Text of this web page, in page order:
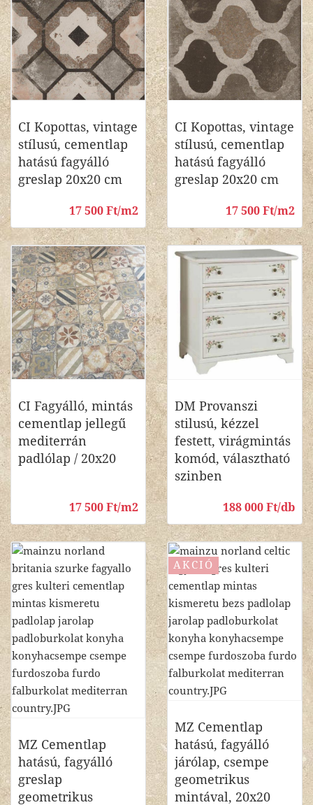
CI Kopottas, vintage
stílusú, cementlap
hatású fagyálló
greslap 20x20 cm
17 500 Ft/m2
CI Kopottas, vintage
stílusú, cementlap
hatású fagyálló
greslap 20x20 cm
17 500 Ft/m2
CI Fagyálló, mintás
cementlap jellegű
mediterrán
padlólap / 20x20
17 500 Ft/m2
DM Provanszi
stilusú, kézzel
festett, virágmintás
komód, választható
szinben
188 000 Ft/db
MZ Cementlap
hatású, fagyálló
greslap
geometrikus
AKCIÓ
MZ Cementlap
hatású, fagyálló
járólap, csempe
geometrikus
mintával, 20x20